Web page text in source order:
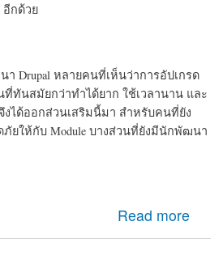
อีกด้วย
Drupal หลายคนที่เห็นว่าการอัปเกรด
ที่ทันสมัยกว่าทำได้ยาก ใช้เวลานาน และ
ได้ออกส่วนเสริมนี้มา สำหรับคนที่ยัง
ยให้กับ Module บางส่วนที่ยังมีนักพัฒนา
Read more
Module ที่ควรติดตั้ง หากเว็บไซต์
7 มายืดอายุความปลอดภัยให้